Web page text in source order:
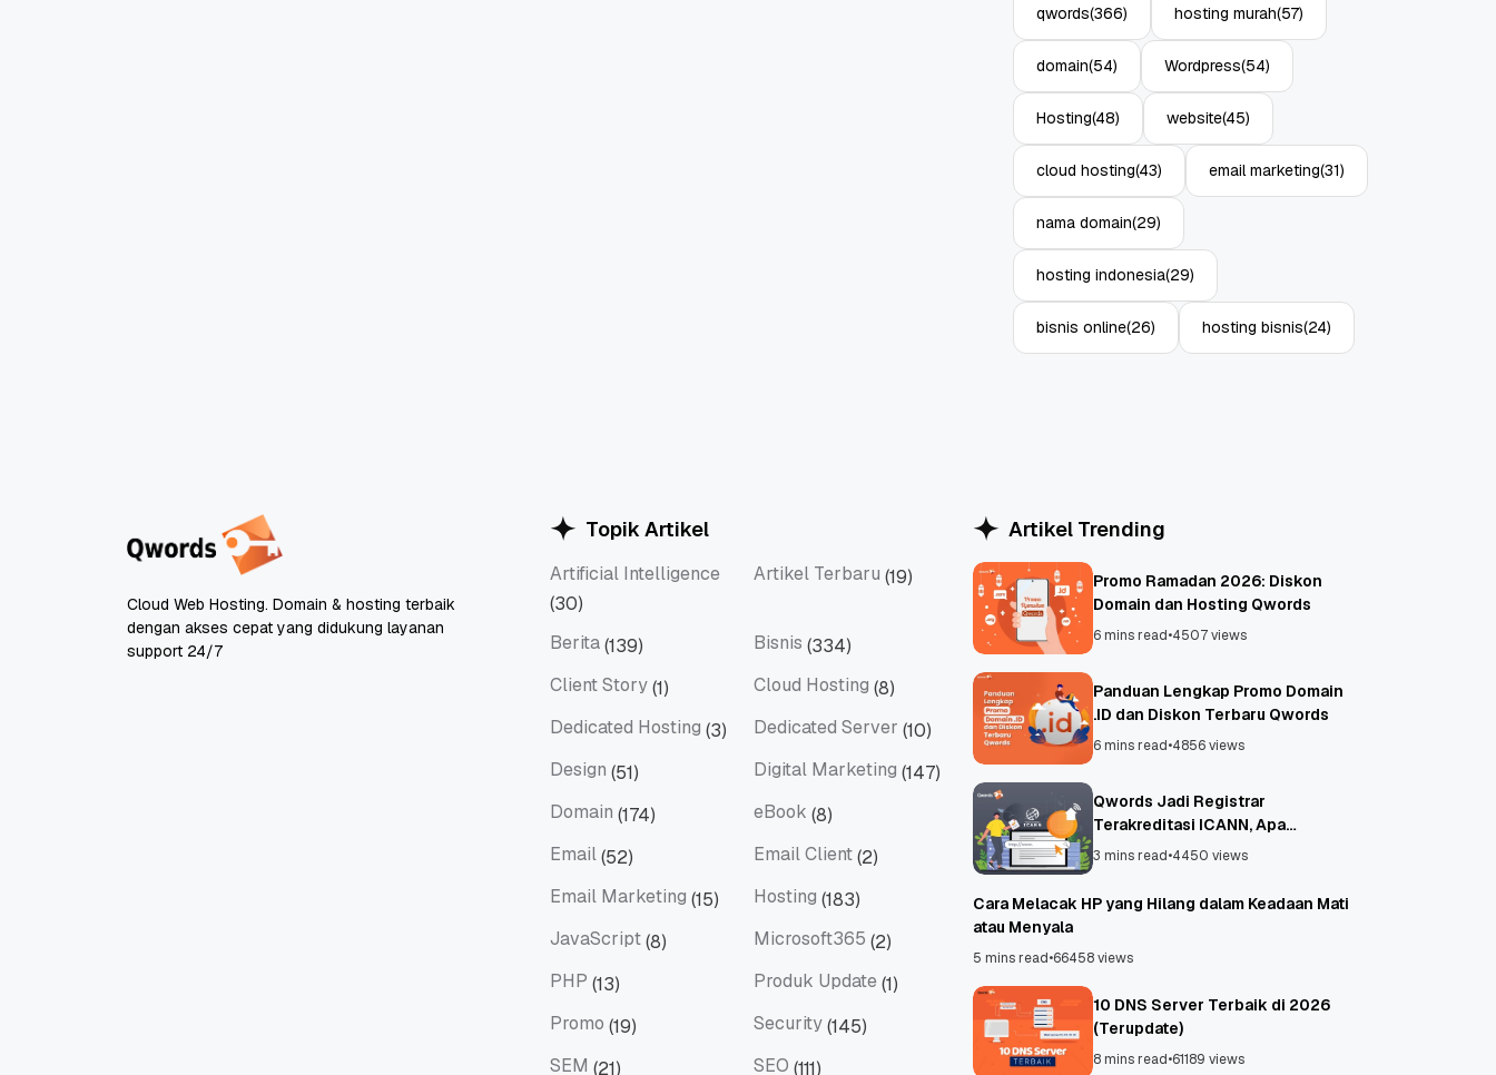
qwords(366) hosting murah(57)
domain(54) Wordpress(54)
Hosting(48) website(45)
cloud hosting(43) email marketing(31)
nama domain(29)
hosting indonesia(29)
bisnis online(26) hosting bisnis(24)
Cloud Web Hosting. Domain & hosting terbaik
dengan akses cepat yang didukung layanan
support 24/7
Topik Artikel
Artificial Intelligence
Artificial Intelligence
(30)
Artikel Terbaru (19)
Berita(139) Bisnis (334)
Client Story(1) Cloud Hosting (8)
Dedicated Hosting (3) Dedicated Server (10)
Design (51) Digital Marketing (147)
Domain (174) eBook (8)
Email(52) Email Client(2)
Email Marketing (15) Hosting (183)
JavaScript(8) Microsoft365 (2)
PHP (13) Produk Update (1)
Promo (19) Security(145)
SEM (21) SEO (111)
Artikel Trending
Promo Ramadan 2026: Diskon
Domain dan Hosting Qwords
6 mins read•4507 views
Panduan Lengkap Promo Domain
.ID dan Diskon Terbaru Qwords
6 mins read•4856 views
Qwords Jadi Registrar
Terakreditasi ICANN, Apa
Untungnya?
3 mins read•4450 views
Cara Melacak HP yang Hilang dalam Keadaan Mati
atau Menyala
5 mins read•66458 views
10 DNS Server Terbaik di 2026
(Terupdate)
8 mins read•61189 views